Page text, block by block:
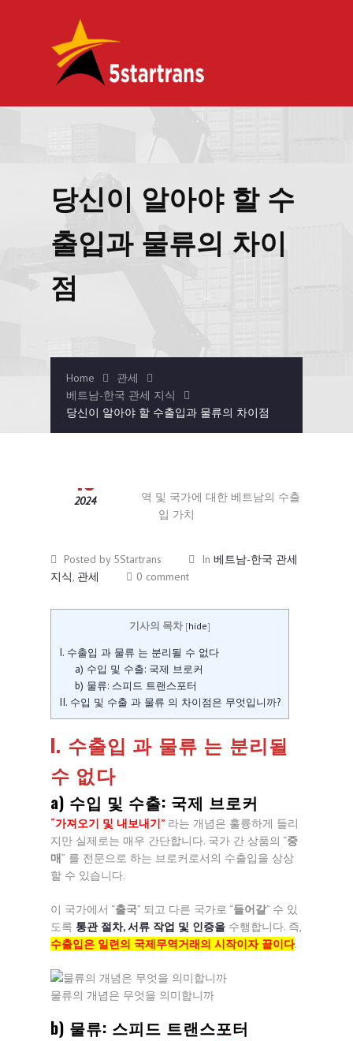
당신이 알아야 할 수
출입과 물류의 차이
점
Home
관세
베트남-한국 관세 지식
당신이 알아야 할 수출입과 물류의 차이점
19
2024
Posted by 5Startrans In 베트남-한국 관세
지식, 관세 0 comment
기사의 목차 [hide]
I. 수출입 과 물류 는 분리될 수 없다
a) 수입 및 수출: 국제 브로커
b) 물류: 스피드 트랜스포터
II. 수입 및 수출 과 물류 의 차이점은 무엇입니까?
I. 수출입 과 물류 는 분리될
수 없다
a) 수입 및 수출: 국제 브로커
“가져오기 및 내보내기” 라는 개념은 훌륭하게 들리
지만 실제로는 매우 간단합니다. 국가 간 상품의 “중
매” 를 전문으로 하는 브로커로서의 수출입을 상상
할 수 있습니다.
이 국가에서 “출국” 되고 다른 국가로 “들어갈” 수 있
도록 통관 절차, 서류 작업 및 인증을 수행합니다. 즉,
수출입은 일련의 국제무역거래의 시작이자 끝이다.
물류의 개념은 무엇을 의미합니까
b) 물류: 스피드 트랜스포터